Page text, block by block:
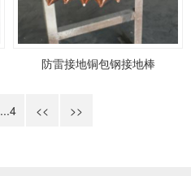
防雷接地铜包钢接地棒
...4 << >>